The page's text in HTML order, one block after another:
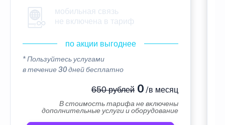
мобильная связь
не включена в тариф
по акции выгоднее
* Пользуйтесь услугами
в течение 30 дней бесплатно
650 рублей0 /в месяц
В стоимость тарифа не включены
дополнительные услуги и оборудование